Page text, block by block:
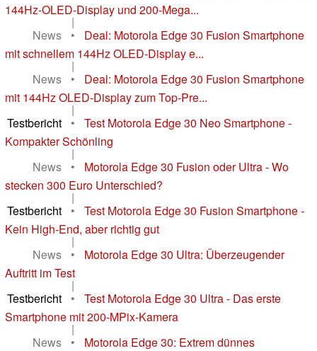
144Hz-OLED-Display und 200-Mega...
|
News
•
Deal: Motorola Edge 30 Fusion Smartphone
mit schnellem 144Hz OLED-Display e...
|
News
•
Deal: Motorola Edge 30 Fusion Smartphone
mit 144Hz OLED-Display zum Top-Pre...
|
Testbericht
•
Test Motorola Edge 30 Neo Smartphone -
Kompakter Schönling
|
News
•
Motorola Edge 30 Fusion oder Ultra - Wo
stecken 300 Euro Unterschied?
|
Testbericht
•
Test Motorola Edge 30 Fusion Smartphone -
Kein High-End, aber richtig gut
|
News
•
Motorola Edge 30 Ultra: Überzeugender
Auftritt im Test
|
Testbericht
•
Test Motorola Edge 30 Ultra - Das erste
Smartphone mit 200-MPix-Kamera
|
News
•
Motorola Edge 30: Extrem dünnes